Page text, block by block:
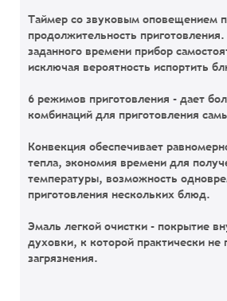
Таймер со звуковым оповещением
продолжительность
заданного времени прибор
исключая вероятность испортить
6 режимов приготовления - дает
комбинаций для приготовления
Конвекция обеспечивает
тепла, экономия времени для
температуры, возможность
приготовления нескольких блюд.
Эмаль легкой очистки - покрытие
духовки, к которой практически не
загрязнения.